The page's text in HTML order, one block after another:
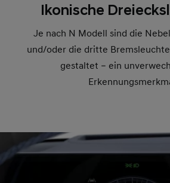
Ikonische
Je nach N Modell sind die
und/oder die dritte
gestaltet – ein